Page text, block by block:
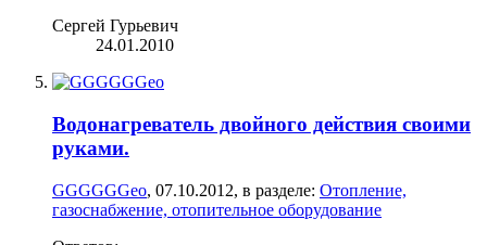
Сергей Гурьевич
24.01.2010
Водонагреватель двойного действия своими
руками.
GGGGGGeo, 07.10.2012, в разделе: Отопление,
газоснабжение, отопительное оборудование